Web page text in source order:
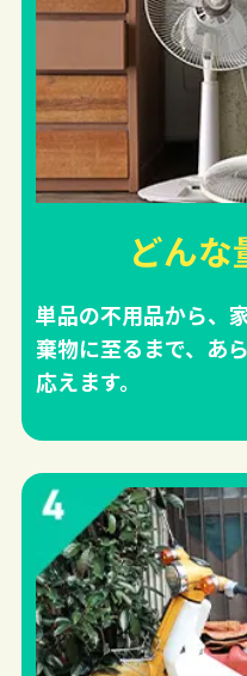
どんな
単品の不用品から、
棄物に至るまで、あ
応えます。